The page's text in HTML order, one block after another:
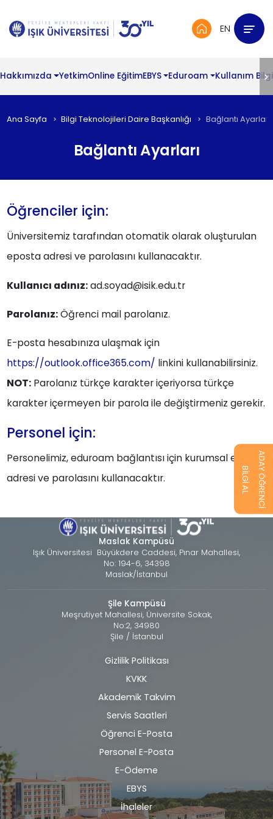
EN
Hakkımızda YetkimOnline EğitimEBYS Eduroam Kullanım
Ana Sayfa Bilgi Teknolojileri Daire Başkanlığı Bağlantı Ayarları
Bağlantı Ayarları
Öğrenciler için:
Üniversitemiz tarafından otomatik olarak oluşturulan
eposta adresi ve parolasını kullanacaktır.
Kullanıcı adınız:ad.soyad@isik.edu.tr
Parolanız:Öğrenci mail parolanız.
E-posta hesabınıza ulaşmak için
https://outlook.office365.com/ linkini kullanabilirsiniz.
NOT:Parolanız türkçe karakter içeriyorsa türkçe
karakter içermeyen bir parola ile değiştirmeniz gerekir.
Personel için:
Personelimiz, eduroam bağlantısı için kurumsal eposta
adresi ve parolasını kullanacaktır.
Maslak Kampüsü
Işık Üniversitesi Büyükdere Caddesi, Pınar Mahallesi,
No: 194-6, 34398
Maslak/İstanbul
Şile Kampüsü
Meşrutiyet Mahallesi, Üniversite Sokak,
No:2, 34980
Şile / İstanbul
Alt
bilgi
Gizlilik Politikası
KVKK
Akademik Takvim
Servis Saatleri
Öğrenci E-Posta
Personel E-Posta
E-Ödeme
EBYS
İhaleler
BİLGİ AL ADAY ÖĞRENCİ